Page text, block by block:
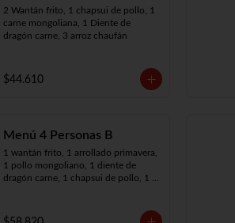
2 Wantán frito, 1 chapsui de pollo, 1
carne mongoliana, 1 Diente de
dragón carne, 3 arroz chaufán
$44.610
Menú 4 Personas B
1 wantán frito, 1 arrollado primavera,
1 pollo mongoliano, 1 diente de
dragón carne, 1 chapsui de pollo, 1